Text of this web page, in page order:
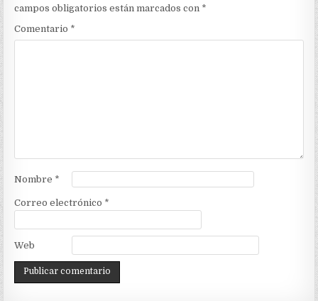
campos obligatorios están marcados con *
Comentario *
Nombre *
Correo electrónico *
Web